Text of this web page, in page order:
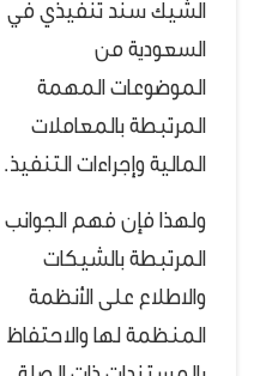
الشيك سند تنفيذي في
السعودية من
الموضوعات المهمة
المرتبطة بالمعاملات
المالية وإجراءات التنفيذ.
ولهذا فإن فهم الجوانب
المرتبطة بالشيكات
والاطلاع على الأنظمة
المنظمة لها والاحتفاظ